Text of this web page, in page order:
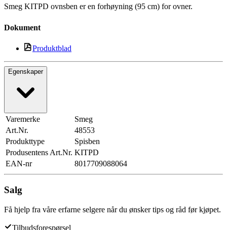
Smeg KITPD ovnsben er en forhøyning (95 cm) for ovner.
Dokument
Produktblad
Egenskaper
Varemerke
Smeg
Art.Nr.
48553
Produkttype
Spisben
Produsentens Art.Nr. KITPD
EAN-nr
8017709088064
Salg
Få hjelp fra våre erfarne selgere når du ønsker tips og råd før kjøpet.
Tilbudsforespørsel